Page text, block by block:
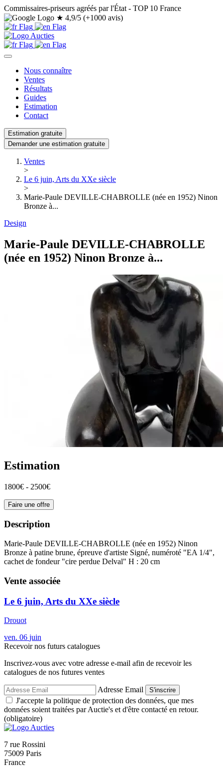
Commissaires-priseurs agréés par l'État - TOP 10 France
★ 4,9/5 (+1000 avis)
Nous connaître
Ventes
Résultats
Guides
Estimation
Contact
Estimation gratuite
Demander une estimation gratuite
Ventes
>
Le 6 juin, Arts du XXe siècle
>
Marie-Paule DEVILLE-CHABROLLE (née en 1952) Ninon
Bronze à...
Design
Marie-Paule DEVILLE-CHABROLLE
(née en 1952) Ninon Bronze à...
Estimation
1800€ - 2500€
Faire une offre
Description
Marie-Paule DEVILLE-CHABROLLE (née en 1952) Ninon
Bronze à patine brune, épreuve d'artiste Signé, numéroté "EA 1/4",
cachet de fondeur "cire perdue Delval" H : 20 cm
Vente associée
Le 6 juin, Arts du XXe siècle
Drouot
ven. 06 juin
Recevoir nos futurs catalogues
Inscrivez-vous avec votre adresse e-mail afin de recevoir les
catalogues de nos futures ventes
Adresse Email S'inscrire
J'accepte la politique de protection des données, que mes
données soient traitées par Auctie's et d'être contacté en retour.
(obligatoire)
7 rue Rossini
75009 Paris
France